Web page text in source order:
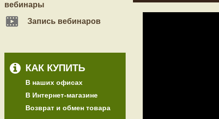
вебинары
Запись вебинаров
КАК КУПИТЬ
В наших офисах
В Интернет-магазине
Возврат и обмен товара